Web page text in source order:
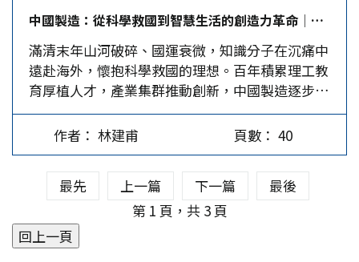
生被貼上「短期學術過客」的標籤，這種「次等
生」的待遇讓許多陸生在四年學成後，帶走的往往
是複雜的情感。民進黨若始終將陸生視為統戰工具
或社會負擔，而非兩岸溝通的天然橋樑，那麼兩岸
教育交流將永遠無法擺脫政治博弈的陰影。當前的
招生斷層，表面上是因大陸方面暫停學位生赴台，
實則是台灣內部日益濃厚的「去中國化」氛圍與歧
視性政策長期累積出的負面回饋。 教室裡的兩岸
融合…
梁文傑稱2004年《兩岸人民關係條例》修正施行
後，才要求單一戶籍制也並非實情，而且作為單一
戶籍制，依據新增第9條之1，是規範「台灣地區人
民」而非「大陸地區人民經許可來台定居者」。…
是那種藏在巷弄裡的小型遷台記憶展，應該在那些
展櫃前多停一會。那裡最動人的絕不是玻璃上貼著
的宏大年代數字，而是那幾張透著汗漬、甚至還留
有淚痕的家常話。 「娘，我會活著回來，妳一定
要等我。」這句話，是高秉涵老先生寫下的。那時
的信封還帶著一種無法言說的禁忌感。這封信在海
峽上空繞了又繞，走了30年才回到故里。信到時，
娘已在黃土之下，親友也已滿頭華髮。對那一代遷
台的人來說，家書哪裡只是紙？那是動盪歲月裡唯
一還能感覺到跳動的精神臍帶。海峽那頭是望穿秋
水的等候，這頭是隱忍不發的孤獨。 這種重量不
只屬於高老先生一個人。從明清時期為了討生活、
腰帶夾著一包祖墳黃土，就敢過海拓墾的閩南先
中國製造：從科學救國到智慧生活的創造力革命│林建甫
滿清末年山河破碎、國運衰微，知識分子在沉痛中
遠赴海外，懷抱科學救國的理想。百年積累理工教
育厚植人才，產業集群推動創新，中國製造逐步登
上世界舞台。高鐵疾馳、柔性顯示屏折疊、智慧廚
具自動烹飪、共享單車遍布街巷，工藝新鮮的例子
層出不窮。到2025年中國製造已能揚眉吐氣，從昔
日的悲哀走向今日的自信，展現民族在科學與工藝
中重生的壯闊歷程。本文將從科學救國談起，延伸
至理工為核心的高教、台商的給力，再以產業集群
與未來探索收束，呈現中國製造的多維成就。 科
學救國與厚植理工教育 自滿清末年以來，中國面
作者： 林建甫 頁數： 40
最先 上一篇 下一篇
最後
第 1 頁，共 3 頁